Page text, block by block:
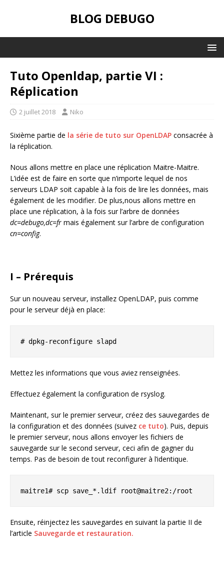
BLOG DEBUGO
Tuto Openldap, partie VI :
Réplication
2 juillet 2018 Niko
Sixième partie de la série de tuto sur OpenLDAP consacrée à
la réplication.
Nous allons mettre en place une réplication Maitre-Maitre.
L’idée est de faire en sorte que n’importe lequel de nos
serveurs LDAP soit capable à la fois de lire les données, mais
également de les modifier. De plus,nous allons mettre en
place une réplication, à la fois sur l’arbre de données
dc=debugo,dc=fr mais également sur l’arbre de configuration
cn=config.
I – Prérequis
Sur un nouveau serveur, installez OpenLDAP, puis comme
pour le serveur déjà en place:
# dpkg-reconfigure slapd
Mettez les informations que vous aviez renseignées.
Effectuez également la configuration de rsyslog.
Maintenant, sur le premier serveur, créez des sauvegardes de
la configuration et des données (suivez ce tuto). Puis, depuis
le premier serveur, nous allons envoyer les fichiers de
sauvegarde sur le second serveur, ceci afin de gagner du
temps. Pas de besoin de tout reconfigurer à l’identique.
maitre1# scp save_*.ldif root@maitre2:/root
Ensuite, réinjectez les sauvegardes en suivant la partie II de
l’article Sauvegarde et restauration.